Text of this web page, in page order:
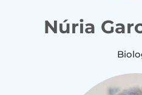
Núria